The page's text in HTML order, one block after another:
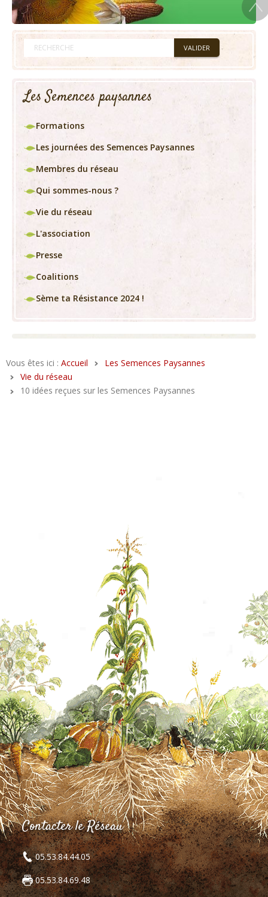
Les Semences paysannes
Formations
Les journées des Semences Paysannes
Membres du réseau
Qui sommes-nous ?
Vie du réseau
L'association
Presse
Coalitions
Sème ta Résistance 2024 !
Vous êtes ici : Accueil
Les Semences Paysannes
Vie du réseau
10 idées reçues sur les Semences Paysannes
Contacter le Réseau
05.53.84.44.05
05.53.84.69.48